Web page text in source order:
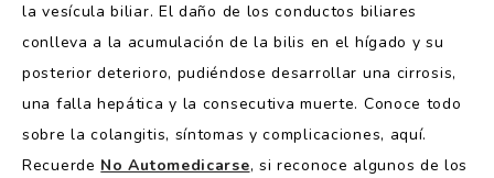
la vesícula biliar. El daño de los conductos biliares
conlleva a la acumulación de la bilis en el hígado y su
posterior deterioro, pudiéndose desarrollar una cirrosis,
una falla hepática y la consecutiva muerte. Conoce todo
sobre la colangitis, síntomas y complicaciones, aquí.
Recuerde No Automedicarse, si reconoce algunos de los